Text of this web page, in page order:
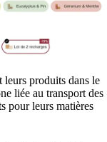
leurs produits dans le
liée au transport des
pour leurs matières